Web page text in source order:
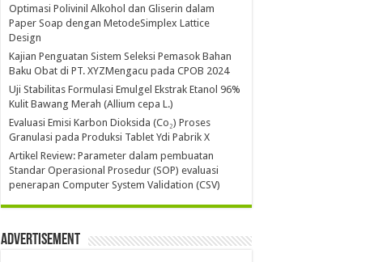
Optimasi Polivinil Alkohol dan Gliserin dalam
Paper Soap dengan MetodeSimplex Lattice
Design
Kajian Penguatan Sistem Seleksi Pemasok Bahan
Baku Obat di PT. XYZMengacu pada CPOB 2024
Uji Stabilitas Formulasi Emulgel Ekstrak Etanol 96%
Kulit Bawang Merah (Allium cepa L.)
Evaluasi Emisi Karbon Dioksida (Co₂) Proses
Granulasi pada Produksi Tablet Ydi Pabrik X
Artikel Review: Parameter dalam pembuatan
Standar Operasional Prosedur (SOP) evaluasi
penerapan Computer System Validation (CSV)
Advertisement